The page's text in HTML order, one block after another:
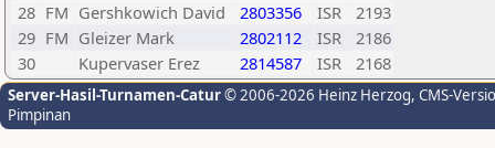
28 FM Gershkowich David 2803356 ISR
2193
29 FM Gleizer Mark 2802112 ISR
2186
30
Kupervaser Erez 2814587 ISR 2168
Server-Hasil-Turnamen-Catur© 2006-2026 Heinz Herzog, CMS-
Pimpinan